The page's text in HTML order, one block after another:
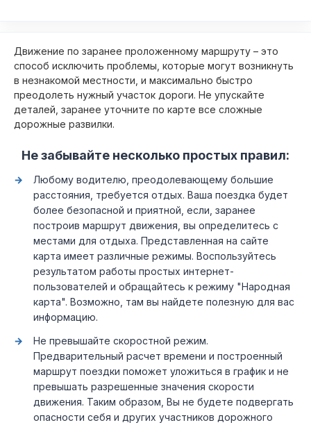
Движение по заранее проложенному маршруту – это
способ исключить проблемы, которые могут возникнуть
в незнакомой местности, и максимально быстро
преодолеть нужный участок дороги. Не упускайте
деталей, заранее уточните по карте все сложные
дорожные развилки.
Не забывайте несколько простых правил:
Любому водителю, преодолевающему большие
расстояния, требуется отдых. Ваша поездка будет
более безопасной и приятной, если, заранее
построив маршрут движения, вы определитесь с
местами для отдыха. Представленная на сайте
карта имеет различные режимы. Воспользуйтесь
результатом работы простых интернет-
пользователей и обращайтесь к режиму "Народная
карта". Возможно, там вы найдете полезную для вас
информацию.
Не превышайте скоростной режим.
Предварительный расчет времени и построенный
маршрут поездки поможет уложиться в график и не
превышать разрешенные значения скорости
движения. Таким образом, Вы не будете подвергать
опасности себя и других участников дорожного